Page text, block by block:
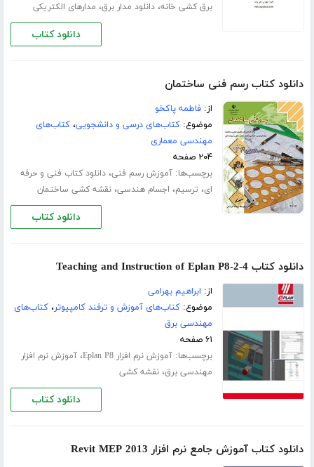
برق کشی خانه،دانلود مدار برق، مدارهای الکتریکی
دانلود کتاب
دانلود کتاب رسم فنی ساختمان
از:فاطمه پاکخو
موضوع:کتاب‌های درسی و دانشجویی،کتاب‌های
مهندسی معماری
۲۰۴ صفحه
برچسب‌ها:آموزش رسم فنی،دانلود کتاب فنی و حرفه
ای، ترسیم، اجسام هندسی،نقشه کشی ساختمان
دانلود کتاب
دانلود کتاب Teaching and Instruction of Eplan P8-2-4
از: ابراهیم بهرامی
موضوع:کتاب‌های آموزش و ترفند کامپیوتر،کتاب‌های
مهندسی برق
۶۱ صفحه
برچسب‌ها:آموزش نرم افزار Eplan P8 ،آموزش نرم افزار
مهندسی برق،نقشه کشی
دانلود کتاب
دانلود کتاب آموزش جامع نرم افزار Revit MEP 2013